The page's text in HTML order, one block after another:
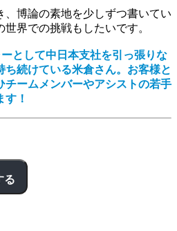
、博論の素地を少しずつ書いてい
界での挑戦もしたいです。
として中日本支社を引っ張りな
続けている米倉さん。お客様と
チームメンバーやアシストの若手
！
る